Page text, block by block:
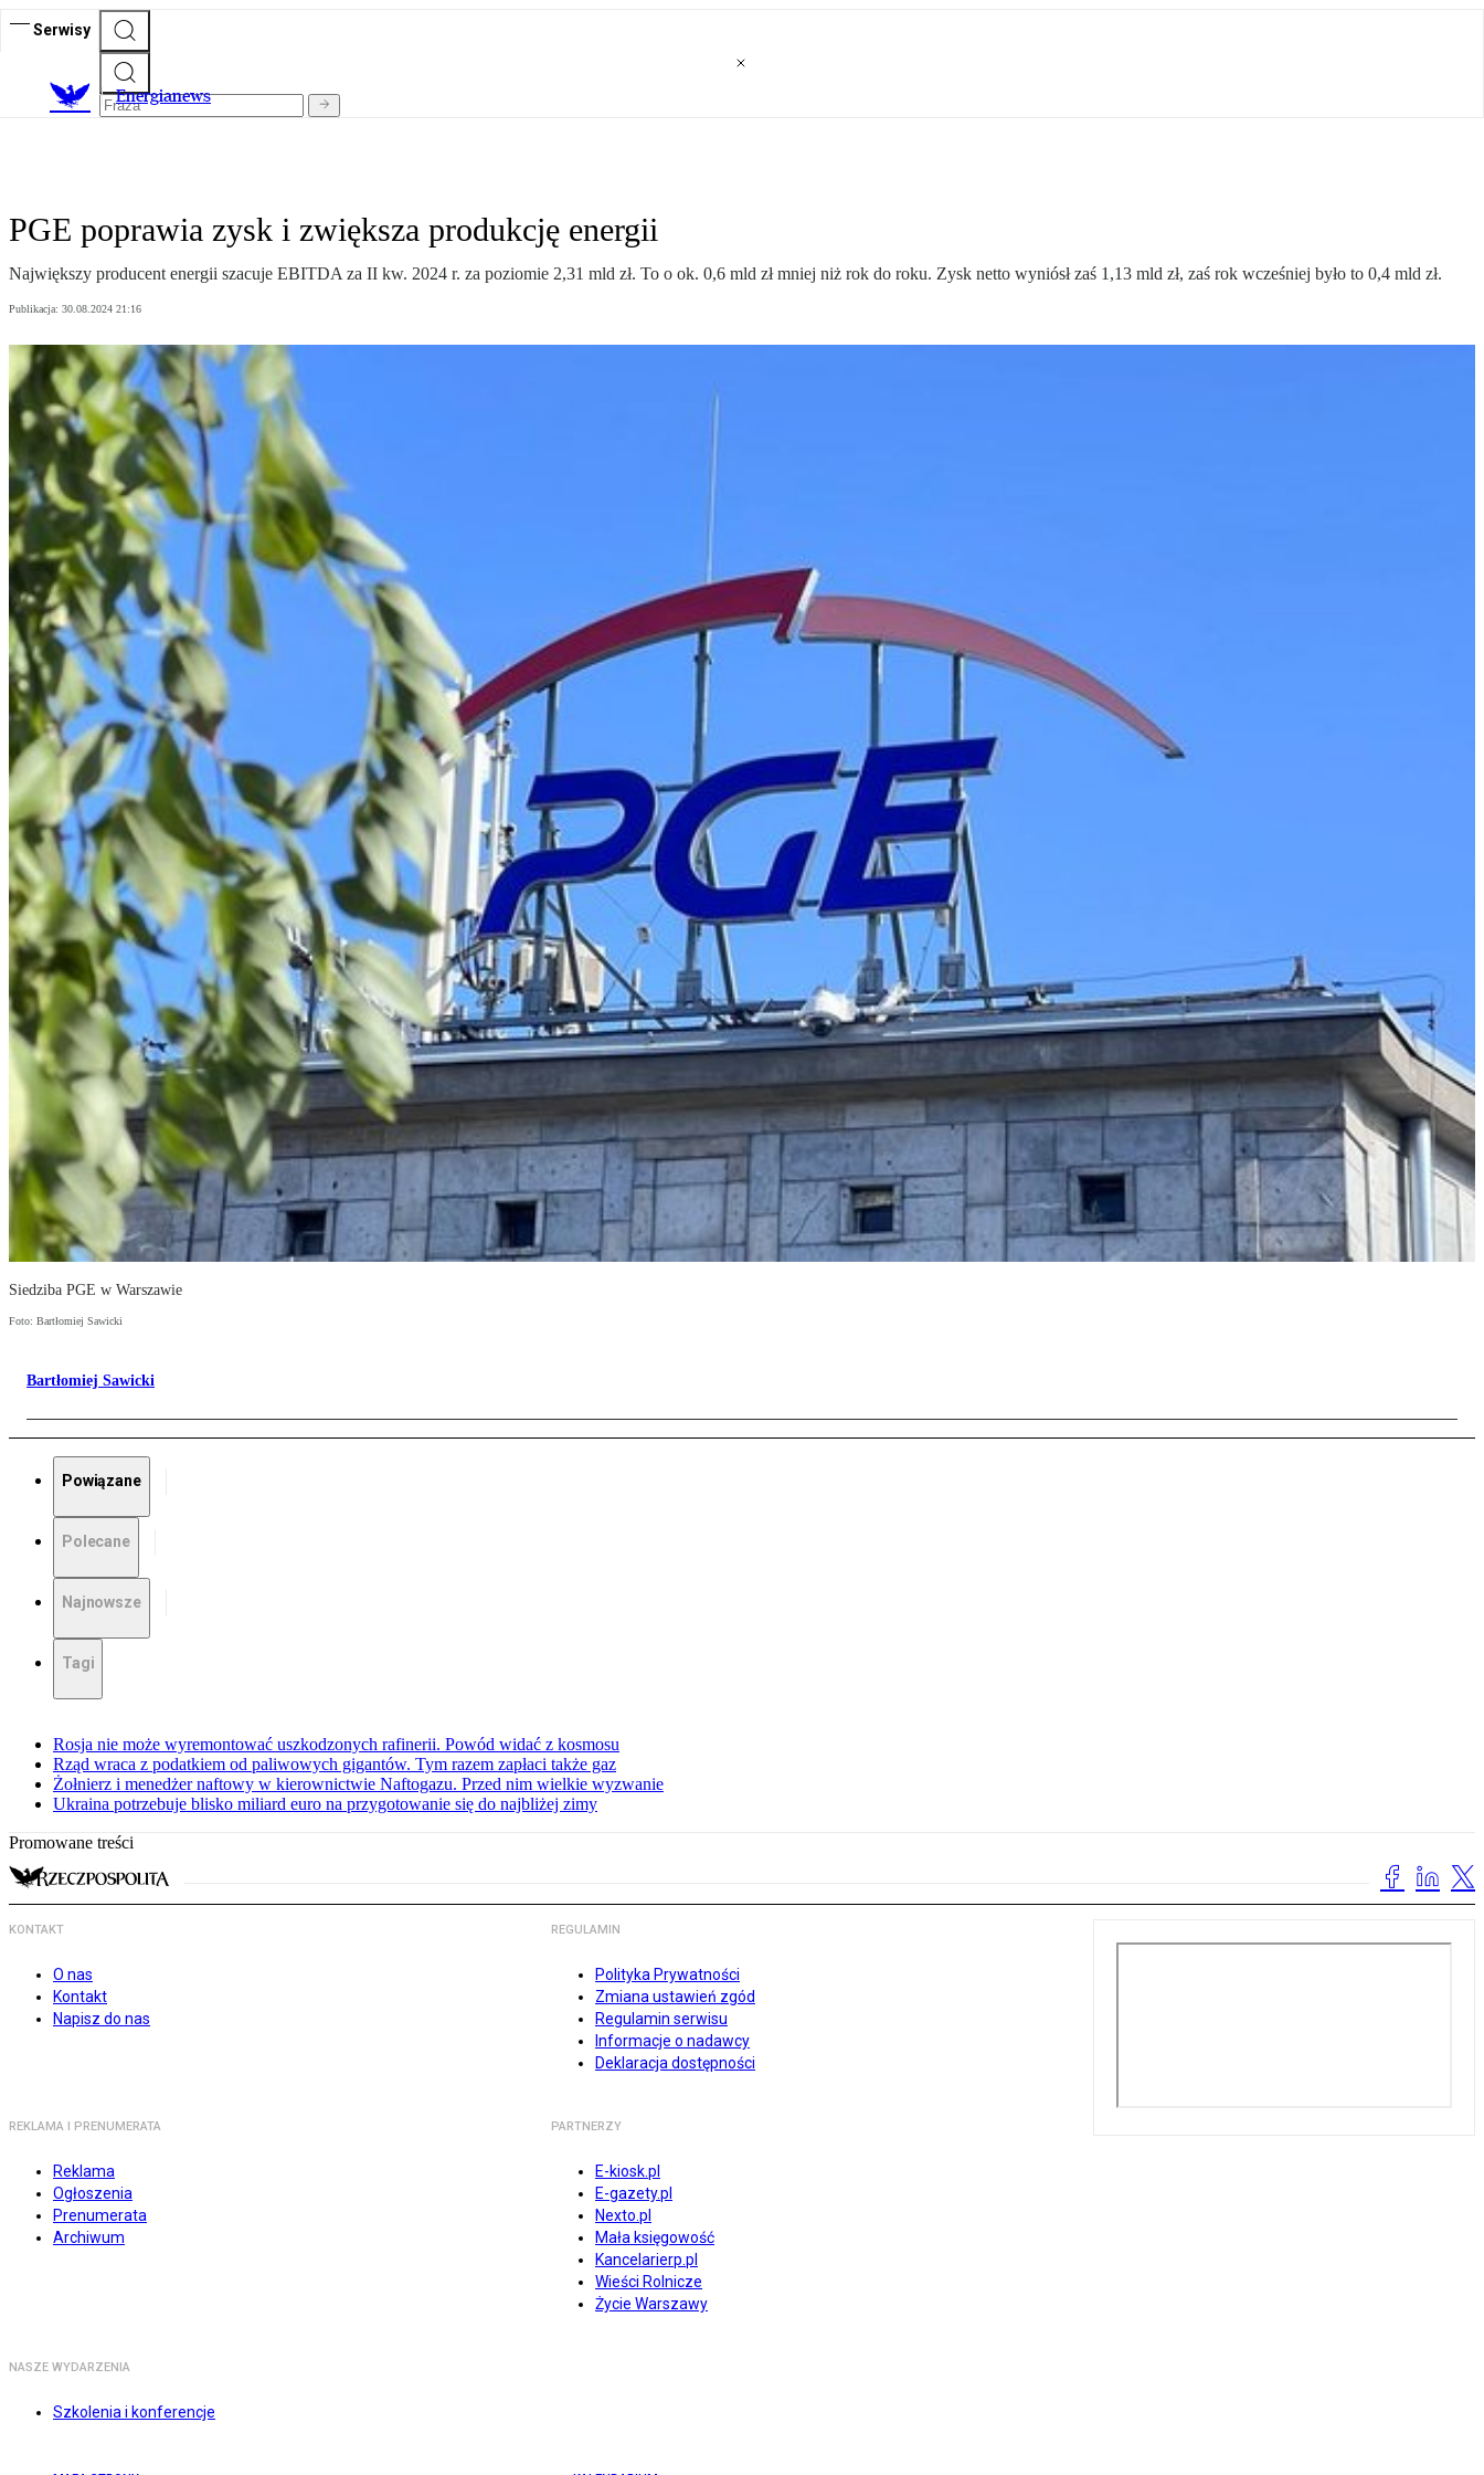
Serwisy
Energianews
PGE poprawia zysk i zwiększa produkcję energii
Największy producent energii szacuje EBITDA za II kw. 2024 r. za poziomie 2,31 mld zł. To o ok. 0,6 mld zł mniej niż rok do roku. Zysk netto wyniósł zaś 1,13 mld zł, zaś rok wcześniej było to 0,4 mld zł.
Publikacja: 30.08.2024 21:16
Siedziba PGE w Warszawie
Foto: Bartłomiej Sawicki
Bartłomiej Sawicki
Powiązane
Polecane
Najnowsze
Tagi
Rosja nie może wyremontować uszkodzonych rafinerii. Powód widać z kosmosu
Rząd wraca z podatkiem od paliwowych gigantów. Tym razem zapłaci także gaz
Żołnierz i menedżer naftowy w kierownictwie Naftogazu. Przed nim wielkie wyzwanie
Ukraina potrzebuje blisko miliard euro na przygotowanie się do najbliżej zimy
Promowane treści
KONTAKT
O nas
Kontakt
Napisz do nas
REGULAMIN
Polityka Prywatności
Zmiana ustawień zgód
Regulamin serwisu
Informacje o nadawcy
Deklaracja dostępności
REKLAMA I PRENUMERATA
Reklama
Ogłoszenia
Prenumerata
Archiwum
PARTNERZY
E-kiosk.pl
E-gazety.pl
Nexto.pl
Mała księgowość
Kancelarierp.pl
Wieści Rolnicze
Życie Warszawy
NASZE WYDARZENIA
Szkolenia i konferencje